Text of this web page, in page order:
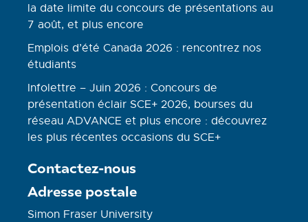
la date limite du concours de présentations au
7 août, et plus encore
Emplois d’été Canada 2026 : rencontrez nos
étudiants
Infolettre – Juin 2026 : Concours de
présentation éclair SCE+ 2026, bourses du
réseau ADVANCE et plus encore : découvrez
les plus récentes occasions du SCE+
Contactez-nous
Adresse postale
Simon Fraser University